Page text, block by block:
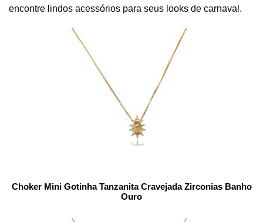
encontre lindos acessórios para seus looks de carnaval.
Choker Mini Gotinha Tanzanita Cravejada Zirconias Banho
Ouro